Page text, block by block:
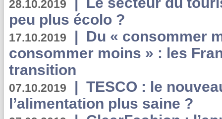
28.10.2019
peu plus écolo ?
17.10.2019 | Du « consommer
consommer moins » : les
transition
07.10.2019 | TESCO : le
l’alimentation plus saine ?